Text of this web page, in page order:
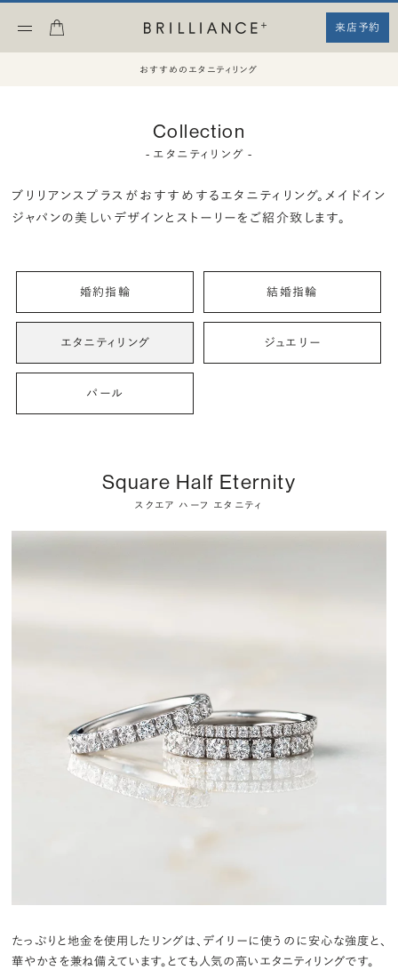
来店予約
おすすめのエタニティリング
Collection
- エタニティリング -
ブリリアンスプラスがおすすめするエタニティリング。 メイドイン
ジャパンの美しいデザインとストーリーをご紹介致します。
婚約指輪 結婚指輪
エタニティリング ジュエリー
パール
Square Half Eternity
スクエア ハーフ エタニティ
たっぷりと地金を使用したリングは、デイリーに使うのに安心な強度と、
華やかさを兼ね備えています。とても人気の高いエタニティリングです。